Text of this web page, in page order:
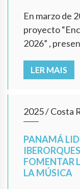
En marzo de
proyecto
2026” ,
LER MAIS
2025/Costa
PANAMÁ
FOMENTAR
LA MÚSICA